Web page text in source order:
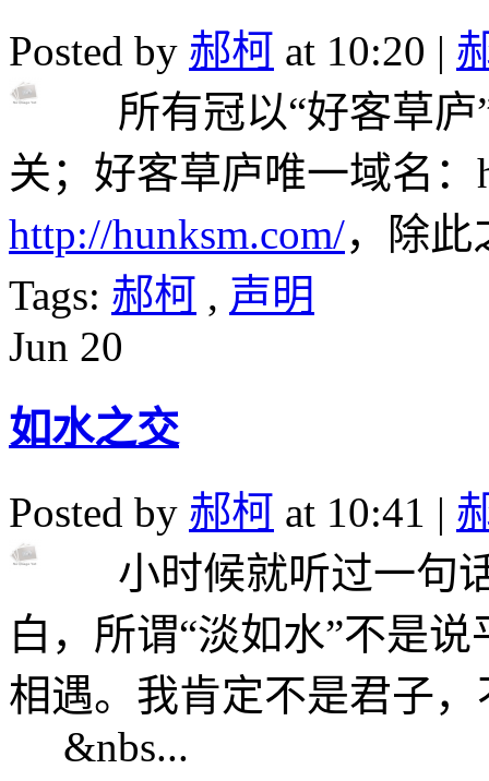
Posted by 郝柯 at 10:20 |
所有冠以“好客草庐”
关；好客草庐唯一域名：
http://hunksm.com/，除此
Tags: 郝柯 , 声明
Jun 20
如水之交
Posted by 郝柯 at 10:41 |
小时候就听过一句
白，所谓“淡如水”不是
相遇。我肯定不是君子
&nbs...